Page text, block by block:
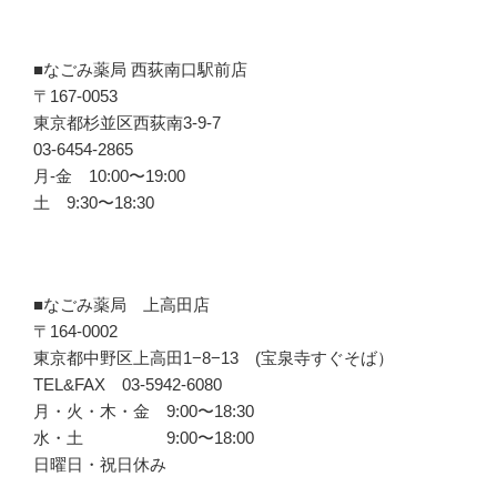
■なごみ薬局 西荻南口駅前店
〒167-0053
東京都杉並区西荻南3-9-7
03-6454-2865
月-金 10:00〜19:00
土 9:30〜18:30
■なごみ薬局 上高田店
〒164-0002
東京都中野区上高田1−8−13 (宝泉寺すぐそば）
TEL&FAX 03-5942-6080
月・火・木・金 9:00〜18:30
水・土 9:00〜18:00
日曜日・祝日休み